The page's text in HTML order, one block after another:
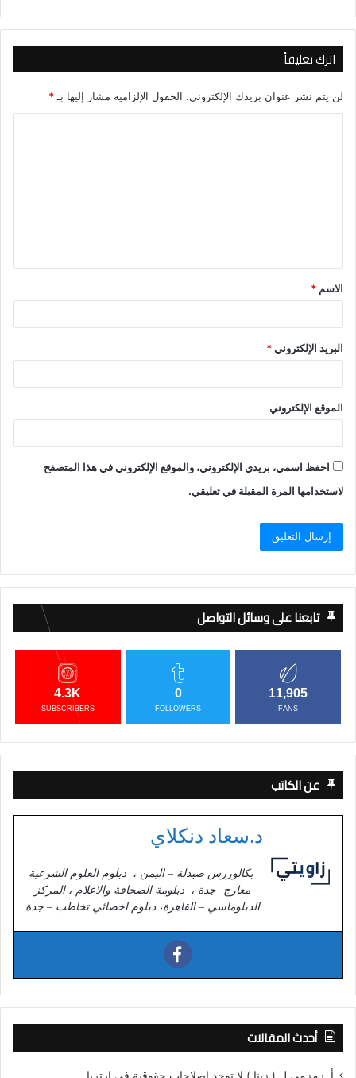
اترك تعليقاً
لن يتم نشر عنوان بريدك الإلكتروني. الحقول الإلزامية مشار إليها بـ *
ق
*
الاسم *
البريد الإلكتروني*
الموقع الإلكتروني
احفظ اسمي، بريدي الإلكتروني، والموقع الإلكتروني في هذا المتصفح
لاستخدامها المرة المقبلة في تعليقي.
تابعنا على وسائل التواصل
11,905
FANS
0
FOLLOWERS
4.3K
SUBSCRIBERS
عن الكاتب
د.سعاد دنكلاي
بكالوررس صيدلة – اليمن ، دبلوم العلوم الشرعية
معارج- جدة ، دبلومة الصحافة والاعلام ، المركز
الدبلوماسي – القاهرة، دبلوم اخصائي تخاطب – جدة
أحدث المقالات